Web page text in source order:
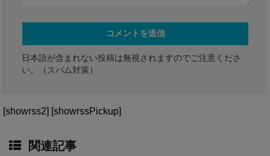
日本語が含まれない投稿は無視されますのでご注意くださ
い。（スパム対策）
[showrss2] [showrssPickup]
関連記事